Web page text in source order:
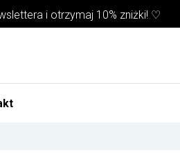
i otrzymaj 10% zniżki! ♡